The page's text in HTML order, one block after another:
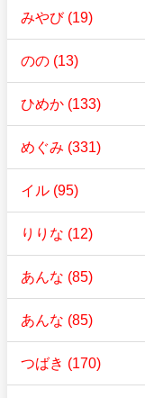
みやび (19)
のの (13)
ひめか (133)
めぐみ (331)
イル (95)
りりな (12)
あんな (85)
あんな (85)
つばき (170)